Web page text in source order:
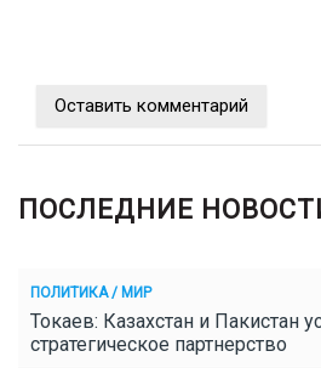
Оставить комментарий
ПОСЛЕДНИЕ
ПОЛИТИКА / МИР
Токаев: Казахстан и Пакистан
стратегическое партнерство